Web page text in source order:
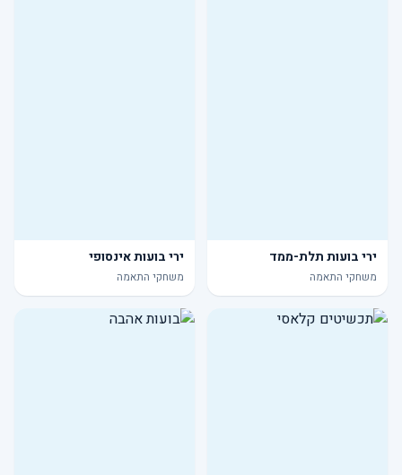
ירי בועות תלת-ממד
משחקי התאמה
ירי בועות אינסופי
משחקי התאמה